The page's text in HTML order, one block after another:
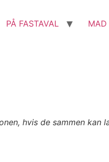
PÅ FASTAVAL MAD
hvis de sammen